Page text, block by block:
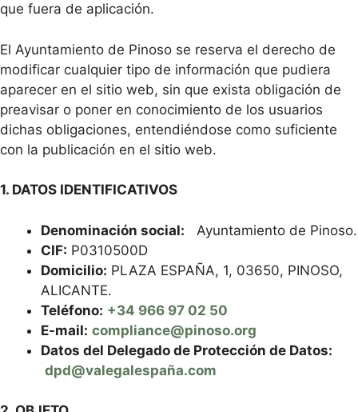
que fuera de aplicación.
El Ayuntamiento de Pinoso se reserva el derecho de
modificar cualquier tipo de información que pudiera
aparecer en el sitio web, sin que exista obligación de
preavisar o poner en conocimiento de los usuarios
dichas obligaciones, entendiéndose como suficiente
con la publicación en el sitio web.
1. DATOS IDENTIFICATIVOS
Denominación social: Ayuntamiento de Pinoso.
CIF: P0310500D
Domicilio: PLAZA ESPAÑA, 1, 03650, PINOSO,
ALICANTE.
Teléfono: +34 966 97 02 50
E-mail: compliance@pinoso.org
Datos del Delegado de Protección de Datos:
dpd@valegalespaña.com